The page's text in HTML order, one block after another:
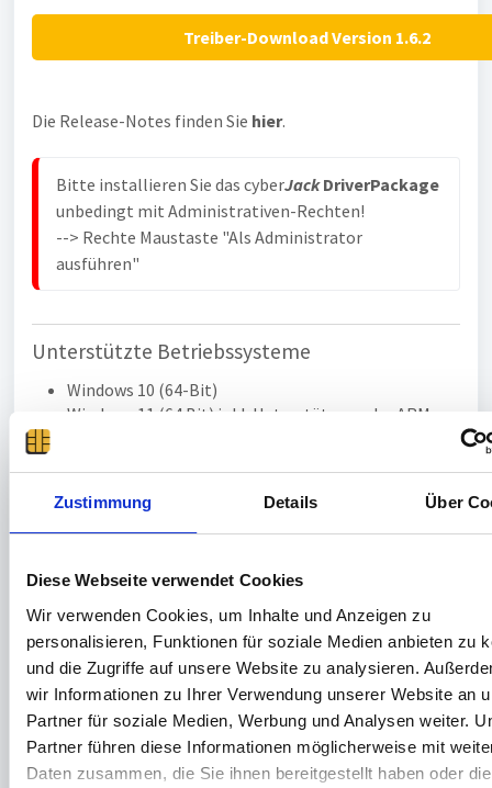
Zustimmung Details Über
Diese Webseite verwendet Cookies
Wir verwenden Cookies, um Inhalte und Anzeigen zu
personalisieren, Funktionen für soziale Medien anbieten zu
und die Zugriffe auf unsere Website zu analysieren.
wir Informationen zu Ihrer Verwendung unserer Website an
Partner für soziale Medien, Werbung und Analysen weiter.
Partner führen diese Informationen möglicherweise mit
Daten zusammen, die Sie ihnen bereitgestellt haben oder
Treiber-Download Version 1.6.2
Die Release-Notes finden Sie hier.
Bitte installieren Sie das cyberJack DriverPackage
unbedingt mit Administrativen-Rechten!
--> Rechte Maustaste "Als Administrator
ausführen"
Unterstützte Betriebssysteme
Windows 10 (64-Bit)
Windows 11 (64 Bit) inkl. Unterstützung der ARM-
cyberJacksecoder
cyberJack wave
cyberJackone
cyberJackkomfort FON
Highlights
Unterstützung von ARM-Prozessoren ab Windows
11